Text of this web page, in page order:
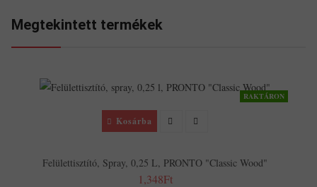
Megtekintett termékek
RAKTÁRON
Kosárba
Felülettisztító, Spray, 0,25 L, PRONTO "Classic Wood"
1,348Ft